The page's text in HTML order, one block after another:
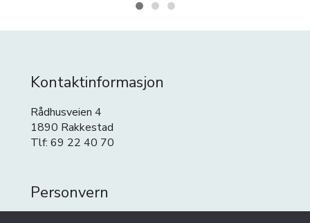
Kontaktinformasjon
Rådhusveien 4
1890 Rakkestad
Tlf: 69 22 40 70
Personvern